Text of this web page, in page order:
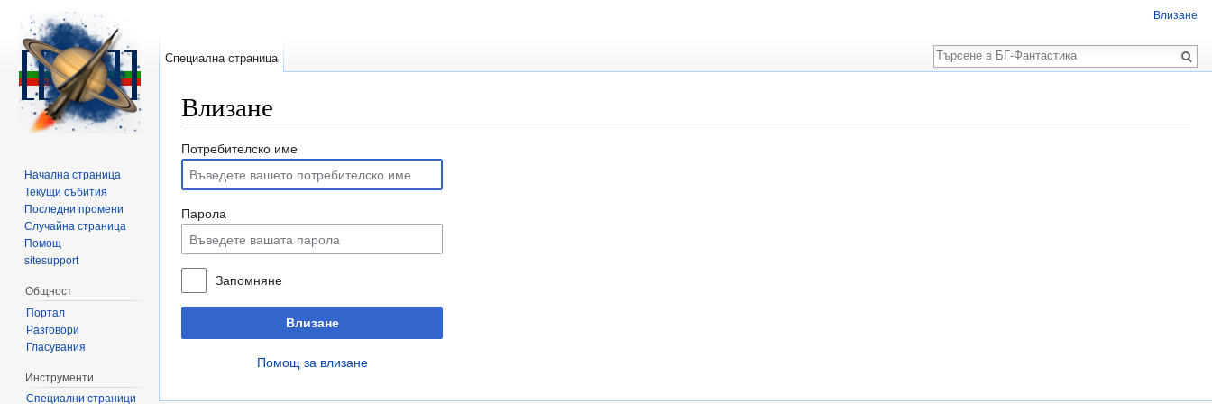
Влизане
Потребителско име
Парола
Запомняне
Влизане
Помощ за влизане
Влизане
Специална страница
Търсене
Начална страница
Текущи събития
Последни промени
Случайна страница
Помощ
sitesupport
Общност
Портал
Разговори
Гласувания
Инструменти
Специални страници